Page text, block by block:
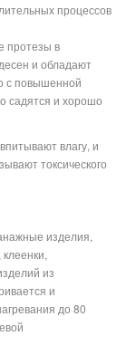
процессов
протезы в
и обладают
с повышенной
садятся и хорошо
влагу, и
токсического
изделия,
из
и
до 80